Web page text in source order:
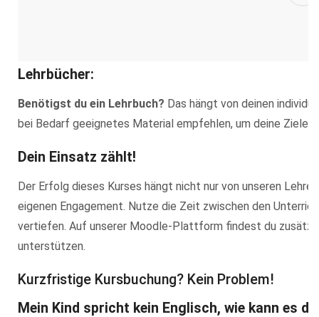
Lehrbücher:
Benötigst du ein Lehrbuch? Das hängt von deinen
bei Bedarf geeignetes Material empfehlen, um deine Ziele
Dein Einsatz zählt!
Der Erfolg dieses Kurses hängt nicht nur von unseren
eigenen Engagement. Nutze die Zeit zwischen den
vertiefen. Auf unserer Moodle-Plattform findest du
unterstützen.
Kurzfristige Kursbuchung? Kein Problem!
Mein Kind spricht kein Englisch, wie kann es